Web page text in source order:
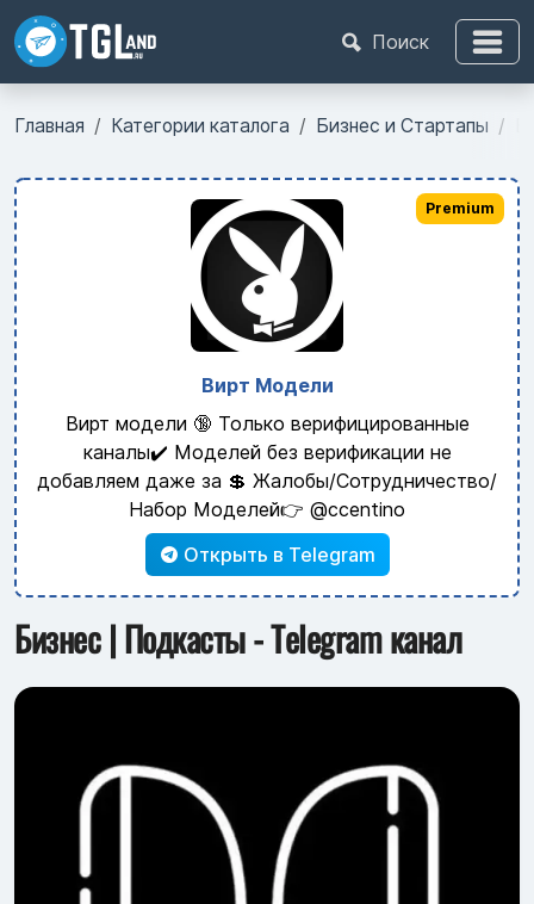
Поиск
Главная Категории каталога Бизнес и Стартапы
Вирт Модели
Вирт модели 🔞 Только верифицированные
каналы✔️ Моделей без верификации не
добавляем даже за 💲 Жалобы/Сотрудничество/
Набор Моделей👉 @ccentino
Открыть в Telegram
Premium
Бизнес | Подкасты - Telegram канал